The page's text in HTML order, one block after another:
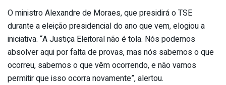
O ministro Alexandre de Moraes, que presidirá o TSE
durante a eleição presidencial do ano que vem, elogiou a
iniciativa. “A Justiça Eleitoral não é tola. Nós podemos
absolver aqui por falta de provas, mas nós sabemos o que
ocorreu, sabemos o que vêm ocorrendo, e não vamos
permitir que isso ocorra novamente”, alertou.